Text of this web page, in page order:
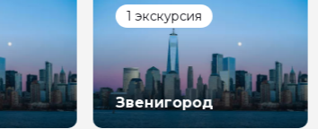
1 экскурсия
Звенигород